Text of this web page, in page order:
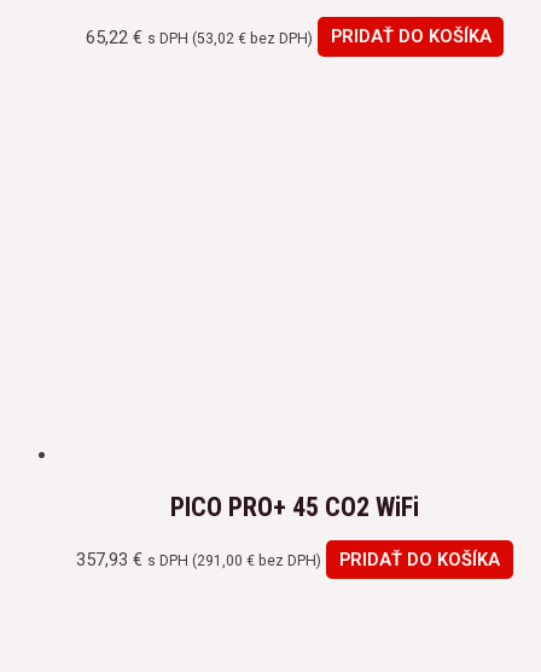
65,22 € s DPH (53,02 €bez DPH) PRIDAŤ DO KOŠÍKA
PICO PRO+ 45 CO2 WiFi
357,93€ s DPH (291,00€ bez DPH) PRIDAŤ DO KOŠÍKA